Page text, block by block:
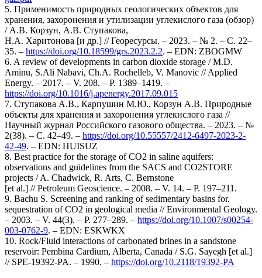
5. Применимость природных геологических объектов для
хранения, захоронения и утилизации углекислого газа (обзор)
/ А.В. Корзун, А.В. Ступакова,
Н.А. Харитонова [и др.] // Георесурсы. – 2023. – № 2. – С. 22–
35. – https://doi.org/10.18599/grs.2023.2.2. – EDN: ZBOGMW
6. A review of developments in carbon dioxide storage / M.D.
Aminu, S.Ali Nabavi, Ch.A. Rochelleb, V. Manovic // Applied
Energy. – 2017. – V. 208. – Р. 1389–1419. –
https://doi.org/10.1016/j.apenergy.2017.09.015
7. Ступакова А.В., Карпушин М.Ю., Корзун А.В. Природные
объекты для хранения и захоронения углекислого газа //
Научный журнал Российского газового общества. – 2023. – №
2(38). – С. 42–49. – https://doi.org/10.55557/2412-6497-2023-2-
42-49. – EDN: HUISUZ
8. Best practice for the storage of CO2 in saline aquifers:
observations and guidelines from the SACS and CO2STORE
projects / A. Chadwick, R. Arts, C. Bernstone
[et al.] // Petroleum Geoscience. – 2008. – V. 14. – P. 197–211.
9. Bachu S. Screening and ranking of sedimentary basins for.
sequestration of CO2 in geological media // Environmental Geology.
– 2003. – V. 44(3). – Р. 277–289. – https://doi.org/10.1007/s00254-
003-0762-9. – EDN: ESKWKX
10. Rock/Fluid interactions of carbonated brines in a sandstone
reservoir: Pembina Cardium, Alberta, Canada / S.G. Sayegh [et al.]
// SPE-19392-PA. – 1990. – https://doi.org/10.2118/19392-PA